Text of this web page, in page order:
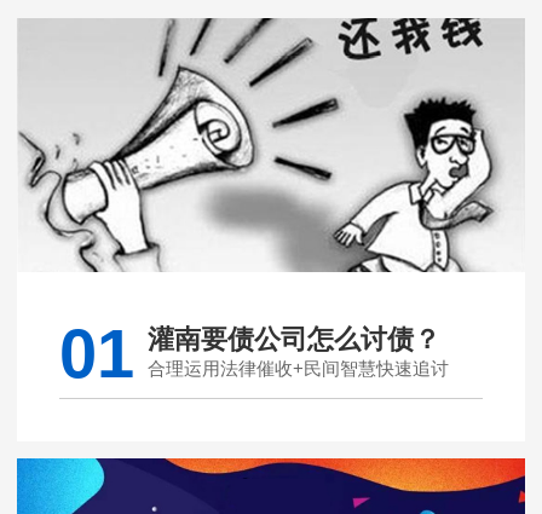
01 灌南要债公司怎么讨债？
合理运用法律催收+民间智慧快速追讨